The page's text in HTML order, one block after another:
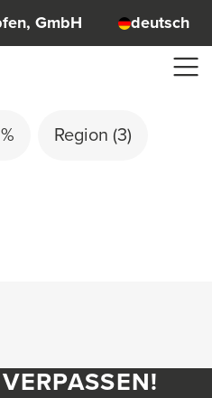
GmbH deutsch
Region (3)